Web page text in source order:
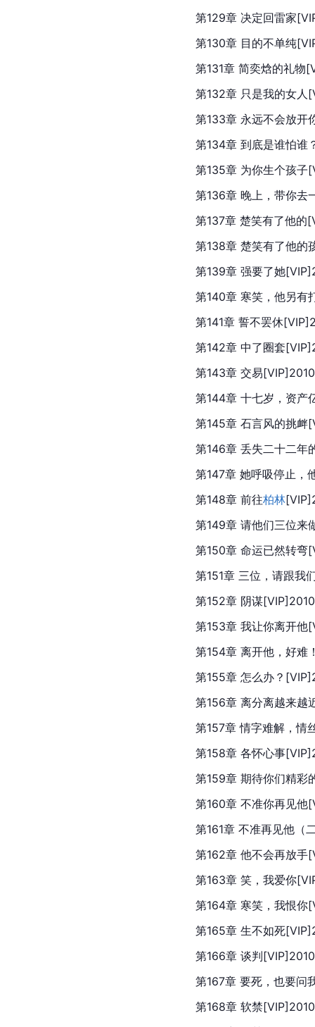
第129章 决定回雷家
第130章 目的不单纯
第131章 简奕焓的礼物
第132章 只是我的女人
第133章 永远不会放开
第134章 到底是谁怕谁
第135章 为你生个孩子
第136章 晚上，带你去
第137章 楚笑有了他的
第138章 楚笑有了他的
第139章 强要了她
第140章 寒笑，他另有
第141章 誓不罢休
第142章 中了圈套
第143章 交易
第144章 十七岁，资产
第145章 石言风的挑衅
第146章 丢失二十二年
第147章 她呼吸停止，
第148章 前往柏林
第149章 请他们三位来
第150章 命运已然转弯
第151章 三位，请跟我
第152章 阴谋
第153章 我让你离开他
第154章 离开他，好难
第155章 怎么办？
第156章 离分离越来
第157章 情字难解，情
第158章 各怀心事
第159章 期待你们精彩
第160章 不准你再见他
第161章 不准再见他（
第162章 他不会再放手
第163章 笑，我爱你
第164章 寒笑，我恨你
第165章 生不如死
第166章 谈判
第167章 要死，也要问
第168章 软禁